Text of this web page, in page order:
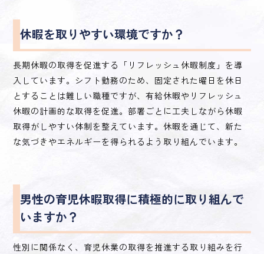
休暇を取りやすい環境ですか？
長期休暇の取得を促進する「リフレッシュ休暇制度」を導
入しています。シフト勤務のため、固定された曜日を休日
とすることは難しい職種ですが、有給休暇やリフレッシュ
休暇の計画的な取得を促進。部署ごとに工夫しながら休暇
取得がしやすい体制を整えています。休暇を通じて、新た
な気づきやエネルギーを得られるよう取り組んでいます。
男性の育児休暇取得に積極的に取り組んで
いますか？
性別に関係なく、育児休業の取得を推進する取り組みを行